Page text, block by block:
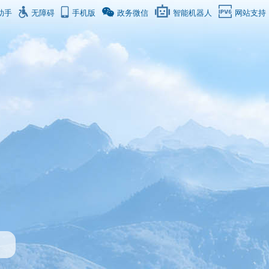
手 无障碍 手机版 政务微信 智能机器人 网站支持